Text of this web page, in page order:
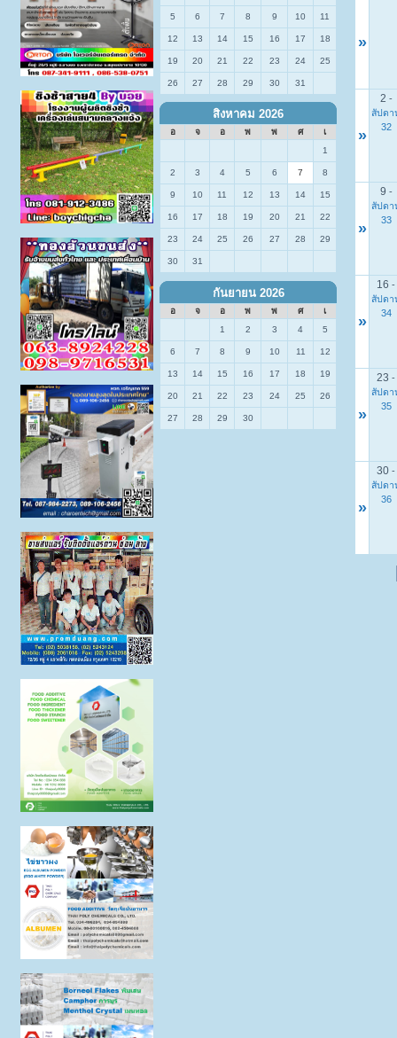
5 6 7 8 9 10 11
12 13 14 15 16 17 18
19 20 21 22 23 24 25
26 27 28 29 30 31
สิงหาคม 2026
อ จ อ พ พ ศ
เ
1
2 3 4 5 6 7 8
9 10 11 12 13 14 15
16 17 18 19 20 21 22
23 24 25 26 27 28 29
30 31
กันยายน 2026
อ จ อ พ พ ศ
เ
1
2 3 4 5
6 7 8 9 10 11 12
13 14 15 16 17 18 19
20 21 22 23 24 25 26
27 28 29 30
»
»
2 -
สัปดา
32
»
9 -
สัปดา
33
»
16 -
สัปดา
34
»
23 -
สัปดา
35
»
30 -
สัปดา
36